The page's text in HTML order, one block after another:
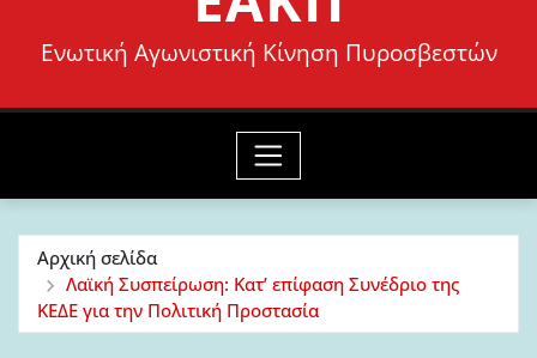
Ενωτική Αγωνιστική Κίνηση Πυροσβεστών
Αρχική σελίδα
Λαϊκή Συσπείρωση: Κατ’ επίφαση Συνέδριο της
ΚΕΔΕ για την Πολιτική Προστασία